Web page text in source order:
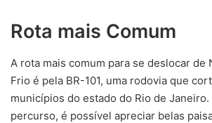
Rota mais Comum
A rota mais comum para se deslocar de
Frio é pela BR-101, uma rodovia que
municípios do estado do Rio de Janeiro.
percurso, é possível apreciar belas